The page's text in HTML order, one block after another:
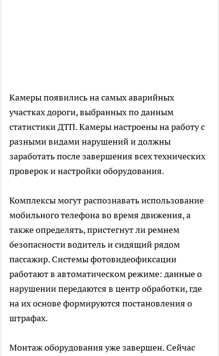
Камеры появились на самых аварийных
участках дороги, выбранных по данным
статистики ДТП. Камеры настроены на работу с
разными видами нарушений и должны
заработать после завершения всех технических
проверок и настройки оборудования.
Комплексы могут распознавать использование
мобильного телефона во время движения, а
также определять, пристегнут ли ремнем
безопасности водитель и сидящий рядом
пассажир. Системы фотовидеофиксации
работают в автоматическом режиме: данные о
нарушении передаются в центр обработки, где
на их основе формируются постановления о
штрафах.
Монтаж оборудования уже завершен. Сейчас